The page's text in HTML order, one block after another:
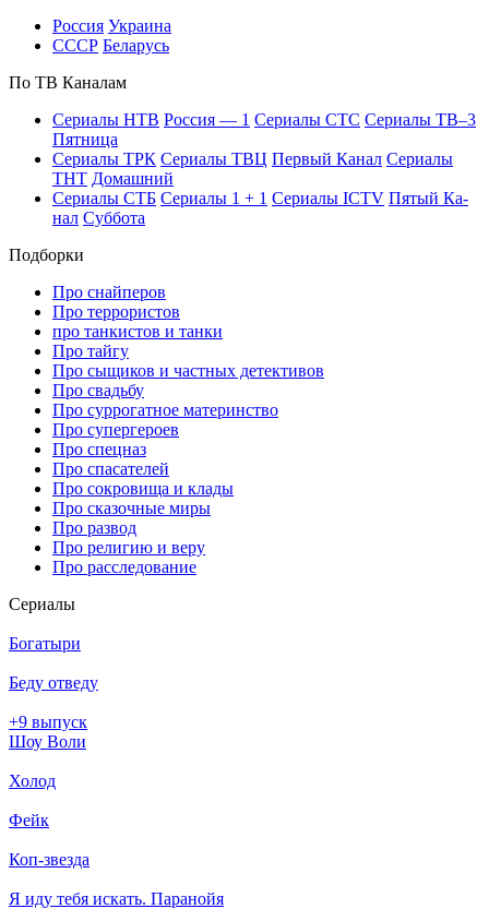
Рос­сия Ук­раи­на
СССР Бе­ла­русь
По ТВ Ка­на­лам
Се­риа­лы НТВ Рос­сия — 1 Се­риа­лы СТС Се­риа­лы ТВ–3
Пят­ни­ца
Се­риа­лы ТРК Се­риа­лы ТВЦ Пер­вый Ка­нал Се­риа­лы
ТНТ До­маш­ний
Се­риа­лы СТБ Се­риа­лы 1 + 1 Се­риа­лы ICTV Пя­тый Ка­
нал Суб­бо­та
Подборки
Про снайперов
Про террористов
про танкистов и танки
Про тайгу
Про сыщиков и частных детективов
Про свадьбу
Про суррогатное материнство
Про супергероев
Про спецназ
Про спасателей
Про сокровища и клады
Про сказочные миры
Про развод
Про религию и веру
Про расследование
Се­риа­лы
Богатыри
Беду отведу
+9 выпуск
Шоу Воли
Холод
Фейк
Коп-звезда
Я иду тебя искать. Паранойя